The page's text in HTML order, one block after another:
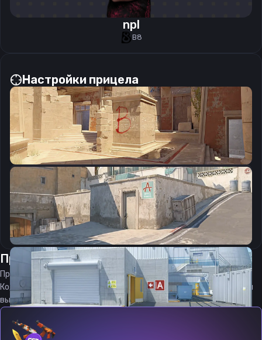
npl
B8
Настройки прицела
CSGO-9n8F3-OtAC3-E6R5t-Me7Ws-Ed7iL
Скопировать
Прицелнплот08.08.2026
Прицел npl является актуальным на08.08.2026
Код прицела
CS 2 стараемся еженедельно обновлять, чтобы
вы могли играть с актуальными настройками игрока.